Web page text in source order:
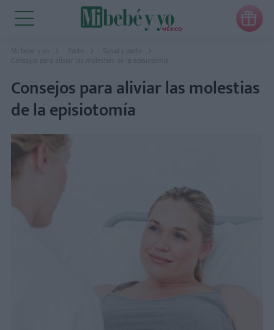

Mi bebé y yo Parto
Salud y parto
Consejos para aliviar las molestias de la episiotomía
Consejos para aliviar las molestias
de la episiotomía